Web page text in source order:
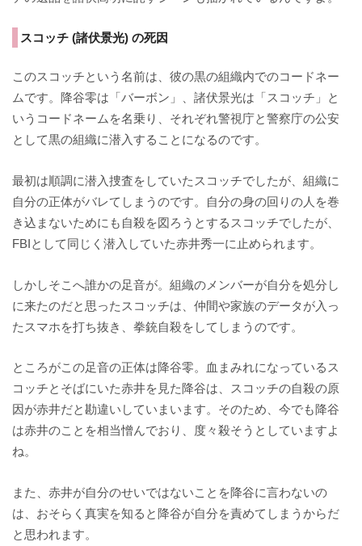
スコッチ (諸伏景光) の死因
このスコッチという名前は、彼の黒の組織内でのコードネー
ムです。降谷零は「バーボン」、諸伏景光は「スコッチ」と
いうコードネームを名乗り、それぞれ警視庁と警察庁の公安
として黒の組織に潜入することになるのです。
最初は順調に潜入捜査をしていたスコッチでしたが、組織に
自分の正体がバレてしまうのです。自分の身の回りの人を巻
き込まないためにも自殺を図ろうとするスコッチでしたが、
FBIとして同じく潜入していた赤井秀一に止められます。
しかしそこへ誰かの足音が。組織のメンバーが自分を処分し
に来たのだと思ったスコッチは、仲間や家族のデータが入っ
たスマホを打ち抜き、拳銃自殺をしてしまうのです。
ところがこの足音の正体は降谷零。血まみれになっているス
コッチとそばにいた赤井を見た降谷は、スコッチの自殺の原
因が赤井だと勘違いしていまいます。そのため、今でも降谷
は赤井のことを相当憎んでおり、度々殺そうとしていますよ
ね。
また、赤井が自分のせいではないことを降谷に言わないの
は、おそらく真実を知ると降谷が自分を責めてしまうからだ
と思われます。